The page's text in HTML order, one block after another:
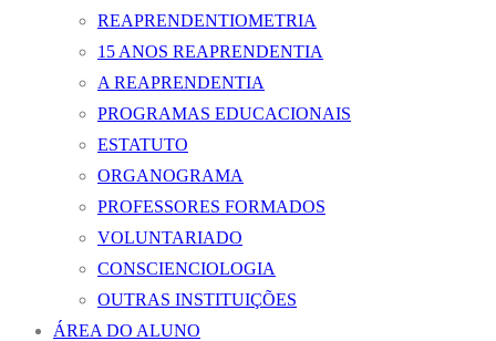
REAPRENDENTIOMETRIA
15 ANOS REAPRENDENTIA
A REAPRENDENTIA
PROGRAMAS EDUCACIONAIS
ESTATUTO
ORGANOGRAMA
PROFESSORES FORMADOS
VOLUNTARIADO
CONSCIENCIOLOGIA
OUTRAS INSTITUIÇÕES
ÁREA DO ALUNO